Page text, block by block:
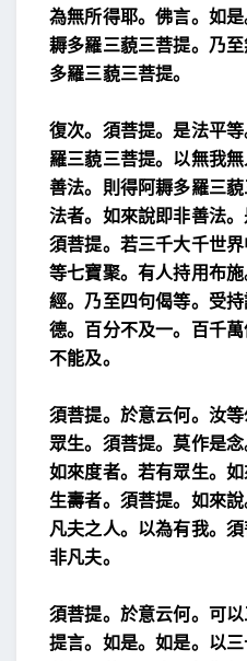
為無所得耶。佛言。如
耨多羅三藐三菩提。 乃
多羅三藐三菩提。
復次。須菩提。是法平
羅三藐三菩提。 以無我
善法。則得阿耨多羅三
法者。如來說即非善法。
須菩提。若三千大千世
等七寶聚。有人持用布
經。 乃至四句偈等。受
德。百分不及一。百千
不能及。
須菩提。於意云何。汝
眾生。須菩提。莫作是
如來度者。 若有眾生。
生壽者。 須菩提。如來說
凡夫之人。以為有我。 須
非凡夫。
須菩提。於意云何。可
提言。如是。如是。以三